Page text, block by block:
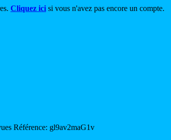
Cliquez ici si vous n'avez pas encore un compte.
Référence: gl9av2maG1v